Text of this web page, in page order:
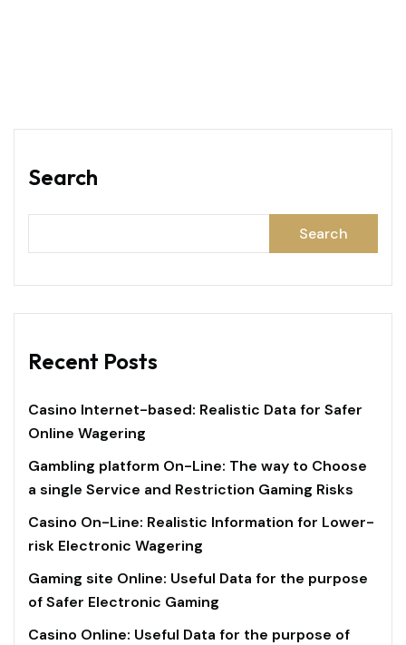
Search
Search
Recent Posts
Casino Internet-based: Realistic Data for Safer
Online Wagering
Gambling platform On-Line: The way to Choose
a single Service and Restriction Gaming Risks
Casino On-Line: Realistic Information for Lower-
risk Electronic Wagering
Gaming site Online: Useful Data for the purpose
of Safer Electronic Gaming
Casino Online: Useful Data for the purpose of